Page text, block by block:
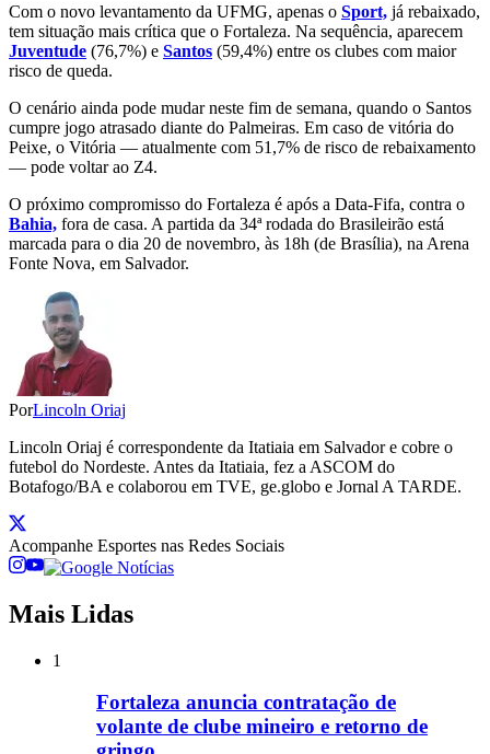
Com o novo levantamento da UFMG, apenas o Sport, já rebaixado,
tem situação mais crítica que o Fortaleza. Na sequência, aparecem
Juventude (76,7%) e Santos (59,4%) entre os clubes com maior
risco de queda.
O cenário ainda pode mudar neste fim de semana, quando o Santos
cumpre jogo atrasado diante do Palmeiras. Em caso de vitória do
Peixe, o Vitória — atualmente com 51,7% de risco de rebaixamento
— pode voltar ao Z4.
O próximo compromisso do Fortaleza é após a Data-Fifa, contra o
Bahia, fora de casa. A partida da 34ª rodada do Brasileirão está
marcada para o dia 20 de novembro, às 18h (de Brasília), na Arena
Fonte Nova, em Salvador.
PorLincoln Oriaj
Lincoln Oriaj é correspondente da Itatiaia em Salvador e cobre o
futebol do Nordeste. Antes da Itatiaia, fez a ASCOM do
Botafogo/BA e colaborou em TVE, ge.globo e Jornal A TARDE.
Acompanhe Esportes nas Redes Sociais
Mais Lidas
1
Fortaleza anuncia contratação de
volante de clube mineiro e retorno de